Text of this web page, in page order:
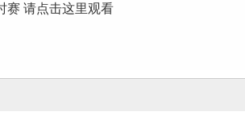
赛 请点击这里观看